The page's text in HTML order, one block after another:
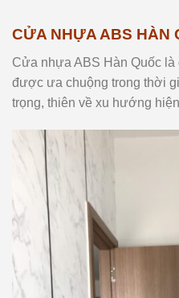
CỬA NHỰA ABS HÀN
Cửa nhựa ABS Hàn Quốc
được ưa chuộng trong thời
trọng, thiên về xu hướng